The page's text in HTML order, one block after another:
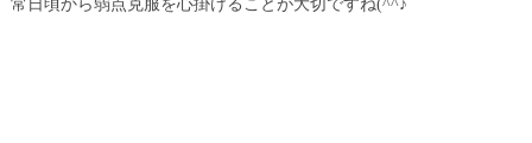
常日頃から弱点克服を心掛けることが大切ですね(^^♪